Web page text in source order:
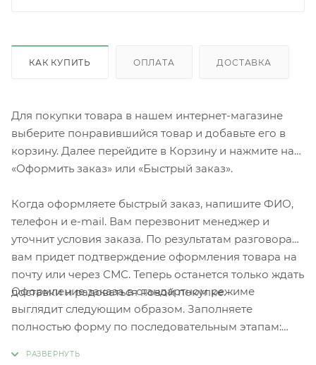
КАК КУПИТЬ ОПЛАТА ДОСТАВКА
Для покупки товара в нашем интернет-магазине
выберите понравившийся товар и добавьте его в
корзину. Далее перейдите в Корзину и нажмите на
«Оформить заказ» или «Быстрый заказ».
Когда оформляете быстрый заказ, напишите ФИО,
телефон и e-mail. Вам перезвонит менеджер и
уточнит условия заказа. По результатам разговора
вам придет подтверждение оформления товара на
почту или через СМС. Теперь останется только ждать
доставки и радоваться новой покупке.
Оформление заказа в стандартном режиме
выглядит следующим образом. Заполняете
полностью форму по последовательным этапам: